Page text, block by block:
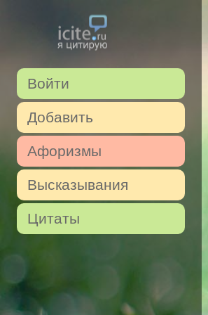
Войти
Добавить
Афоризмы
Высказывания
Цитаты